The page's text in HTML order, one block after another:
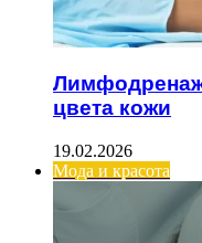
цвета кожи
19.02.2026
Мода и красота